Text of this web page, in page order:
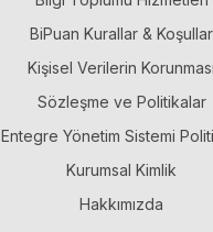
BiPuan Kurallar & Koşullar
Kişisel Verilerin Korunması
Sözleşme ve Politikalar
Entegre Yönetim Sistemi
Kurumsal Kimlik
Hakkımızda